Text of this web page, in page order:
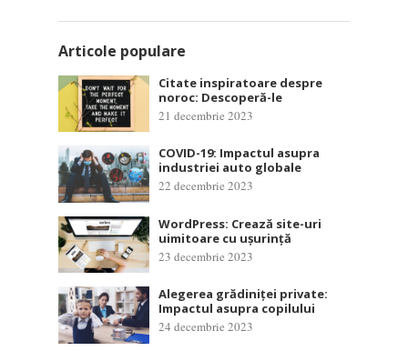
Articole populare
Citate inspiratoare despre
noroc: Descoperă-le
21 decembrie 2023
COVID-19: Impactul asupra
industriei auto globale
22 decembrie 2023
WordPress: Crează site-uri
uimitoare cu ușurință
23 decembrie 2023
Alegerea grădiniței private:
Impactul asupra copilului
24 decembrie 2023